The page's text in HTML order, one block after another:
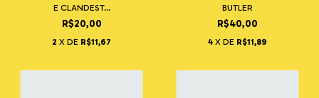
E CLANDEST...
R$20,00
2 X DE R$11,67
BUTLER
R$40,00
4 X DE R$11,89